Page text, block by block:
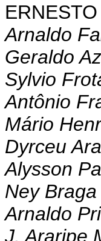
Arnaldo
Geraldo
Sylvio
Antônio
Mário
Dyrceu
Alysson
Ney Braga
Arnaldo
J. Araripe